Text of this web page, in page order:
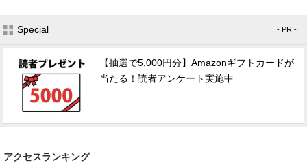
Special - PR -
【抽選で5,000円分】Amazonギフトカードが
当たる！読者アンケート実施中
アクセスランキング